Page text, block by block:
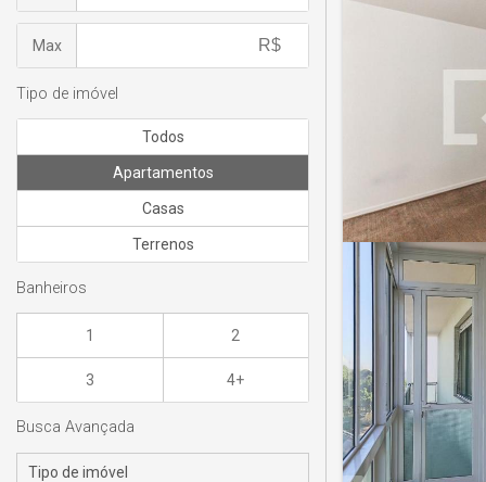
Max
Tipo de imóvel
Todos
Apartamentos
Casas
Terrenos
Banheiros
1 2
3 4+
Busca Avançada
Tipo de imóvel